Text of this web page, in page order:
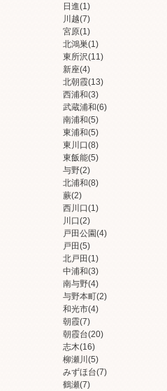
日進(1)
川越(7)
宮原(1)
北鴻巣(1)
東所沢(11)
新座(4)
北朝霞(13)
西浦和(3)
武蔵浦和(6)
南浦和(5)
東浦和(5)
東川口(8)
東飯能(5)
与野(2)
北浦和(8)
蕨(2)
西川口(1)
川口(2)
戸田公園(4)
戸田(5)
北戸田(1)
中浦和(3)
南与野(4)
与野本町(2)
和光市(4)
朝霞(7)
朝霞台(20)
志木(16)
柳瀬川 (5)
みずほ台(7)
鶴瀬(7)